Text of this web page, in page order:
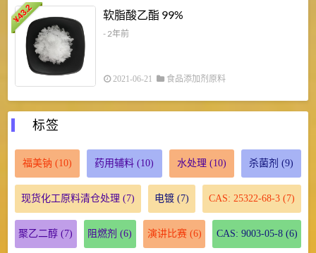
¥
43.2 软脂酸乙酯 99%
- 2年前
2021-06-21 食品添加剂原料
标签
福美钠 (10) 药用辅料 (10) 水处理 (10) 杀菌剂 (9)
现货化工原料清仓处理 (7) 电镀 (7) CAS: 25322-68-3 (7)
聚乙二醇 (7) 阻燃剂 (6) 演讲比赛(6) CAS: 9003-05-8(6)